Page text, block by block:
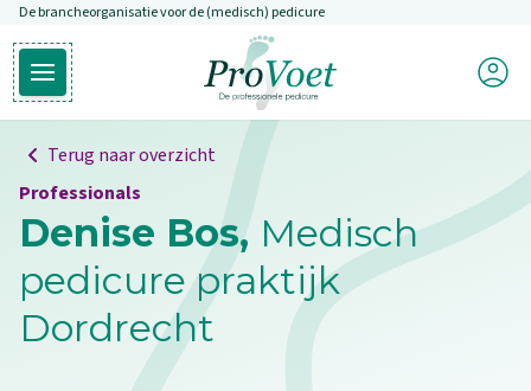
Overslaan en naar de inhoud gaan
De brancheorganisatie voor de (medisch) pedicure
Open hoofdmenu
Ga naar de homepagina
Mijn
Terug naar overzicht
Professionals
Denise Bos, Medisch
pedicure praktijk
Dordrecht